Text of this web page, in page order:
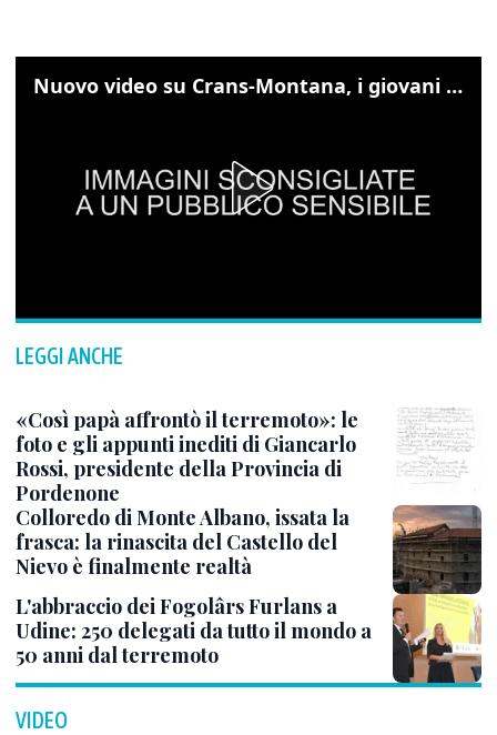
Nuovo video su Crans-Montana, i giovani cercano di sfondare le vetrate
LEGGI ANCHE
«Così papà affrontò il terremoto»: le
foto e gli appunti inediti di Giancarlo
Rossi, presidente della Provincia di
Pordenone
Colloredo di Monte Albano, issata la
frasca: la rinascita del Castello del
Nievo è finalmente realtà
L'abbraccio dei Fogolârs Furlans a
Udine: 250 delegati da tutto il mondo a
50 anni dal terremoto
VIDEO